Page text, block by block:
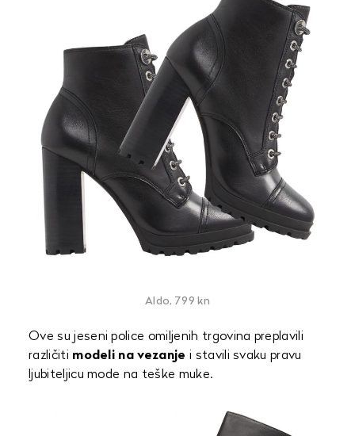
Aldo, 799 kn
Ove su jeseni police omiljenih trgovina preplavili
različiti modeli na vezanje i stavili svaku pravu
ljubiteljicu mode na teške muke.